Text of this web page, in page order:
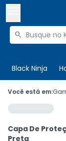
Buscar

Black Ninja
 Olá.

Cupons
Você está em:
Capa De
Preta